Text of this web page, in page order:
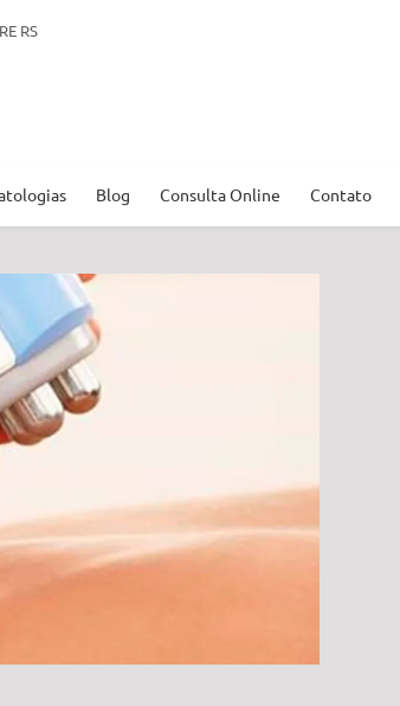
RS
Blog Consulta Online Contato